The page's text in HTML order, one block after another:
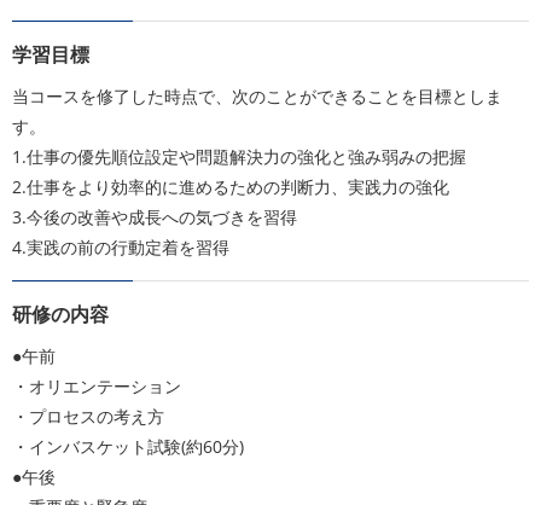
学習目標
当コースを修了した時点で、次のことができることを目標としま
す。
1.仕事の優先順位設定や問題解決力の強化と強み弱みの把握
2.仕事をより効率的に進めるための判断力、実践力の強化
3.今後の改善や成長への気づきを習得
4.実践の前の行動定着を習得
研修の内容
●午前
・オリエンテーション
・プロセスの考え方
・インバスケット試験(約60分)
●午後